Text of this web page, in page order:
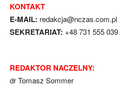
KONTAKT
E-MAIL: redakcja@nczas.com.pl
SEKRETARIAT: +48 731 555 039
REDAKTOR NACZELNY:
dr Tomasz Sommer